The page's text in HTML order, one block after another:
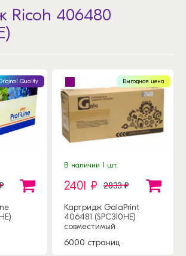
Ricoh 406480
Quality Выгодная цена
В наличии 1 шт.
2401 ₽ 2833 ₽
Картридж GalaPrint
406481 (SPC310HE)
совместимый
6000 страниц